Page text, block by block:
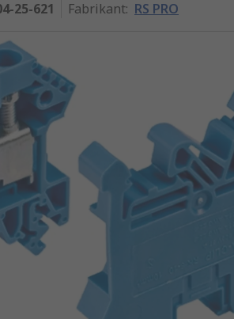
25-621 Fabrikant: RS PRO